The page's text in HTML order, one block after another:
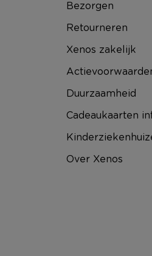
Bezorgen
Retourneren
Xenos zakelijk
Duurzaamheid
Cadeaukaarten
Over Xenos